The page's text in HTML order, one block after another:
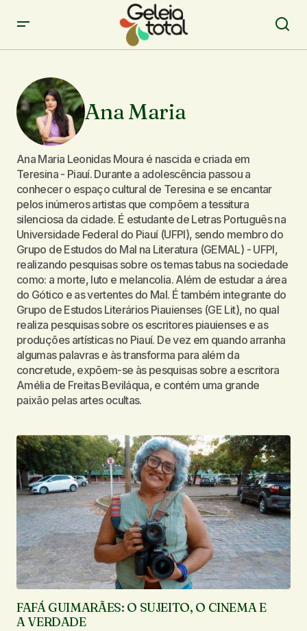
Ana Maria
Ana Maria Leonidas Moura é nascida e criada em
Teresina - Piauí. Durante a adolescência passou a
conhecer o espaço cultural de Teresina e se encantar
pelos inúmeros artistas que compõem a tessitura
silenciosa da cidade. É estudante de Letras Português na
Universidade Federal do Piauí (UFPI), sendo membro do
Grupo de Estudos do Mal na Literatura (GEMAL) - UFPI,
realizando pesquisas sobre os temas tabus na sociedade
como: a morte, luto e melancolia. Além de estudar a área
do Gótico e as vertentes do Mal. É também integrante do
Grupo de Estudos Literários Piauienses (GE Lit), no qual
realiza pesquisas sobre os escritores piauienses e as
produções artísticas no Piauí. De vez em quando arranha
algumas palavras e às transforma para além da
concretude, expõem-se às pesquisas sobre a escritora
Amélia de Freitas Beviláqua, e contém uma grande
paixão pelas artes ocultas.
FAFÁ GUIMARÃES: O SUJEITO, O CINEMA E
A VERDADE